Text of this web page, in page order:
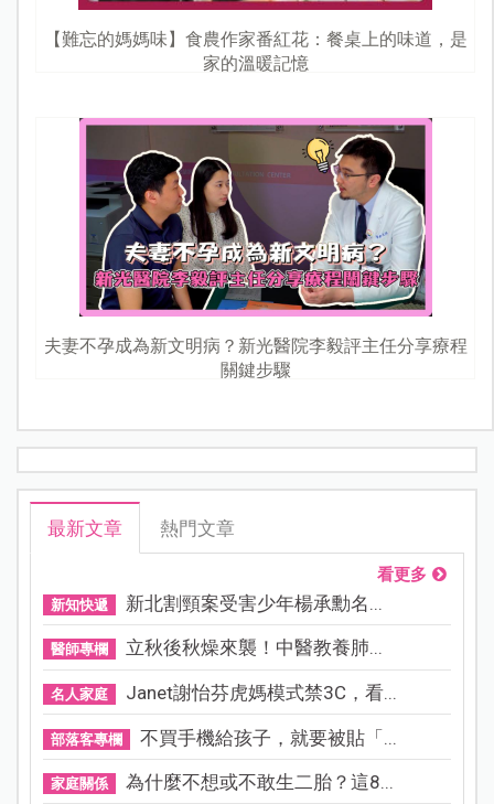
【難忘的媽媽味】食農作家番紅花：餐桌上的味道，是
家的溫暖記憶
夫妻不孕成為新文明病？新光醫院李毅評主任分享療程
關鍵步驟
最新文章 熱門文章
看更多
新知快遞 新北割頸案受害少年楊承勳名...
醫師專欄 立秋後秋燥來襲！中醫教養肺...
名人家庭 Janet謝怡芬虎媽模式禁3C，看...
部落客專欄 不買手機給孩子，就要被貼「...
家庭關係 為什麼不想或不敢生二胎？這8...